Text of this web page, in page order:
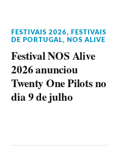
FESTIVAIS 2026,
FESTIVAIS
DE PORTUGAL, NOS ALIVE
Festival NOS Alive
2026 anunciou
Twenty One Pilots no
dia 9 de julho